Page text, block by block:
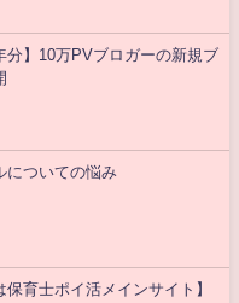
分】10万PVブロガーの新規ブ
についての悩み
保育士ポイ活メインサイト】